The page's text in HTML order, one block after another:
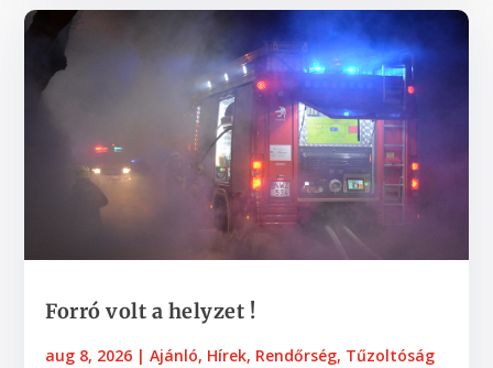
​​​​​​​Forró volt a helyzet !
aug 8, 2026 |Ajánló, Hírek, Rendőrség, Tűzoltóság